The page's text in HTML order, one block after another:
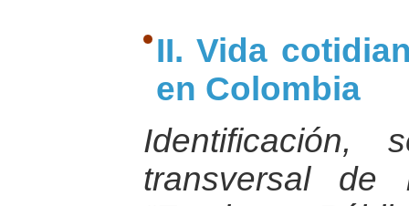
II. Vida
en Colombia
Identificación,
transversal